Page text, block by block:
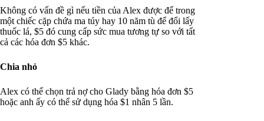
Không có vấn đề gì nếu tiền của Alex được để trong
một chiếc cặp chứa ma túy hay 10 năm tù để đổi lấy
thuốc lá, $5 đó cung cấp sức mua tương tự so với tất
cả các hóa đơn $5 khác.
Chia nhỏ
Alex có thể chọn trả nợ cho Glady bằng hóa đơn $5
hoặc anh ấy có thể sử dụng hóa $1 nhân 5 lần.